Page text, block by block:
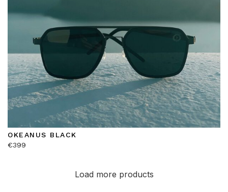
OKEANUS BLACK
€399
Load more products